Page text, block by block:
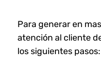
Para generar en
atención al cliente
los siguientes pasos: